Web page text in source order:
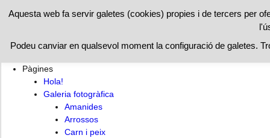
Hola! Cuina per a estudiants Contacte
Pàgines
Hola!
Galeria fotogràfica
Amanides
Arrossos
Carn i peix
Aquesta web fa servir galetes (cookies) propies i de tercers per
Podeu canviar en qualsevol moment la configuració de galetes.